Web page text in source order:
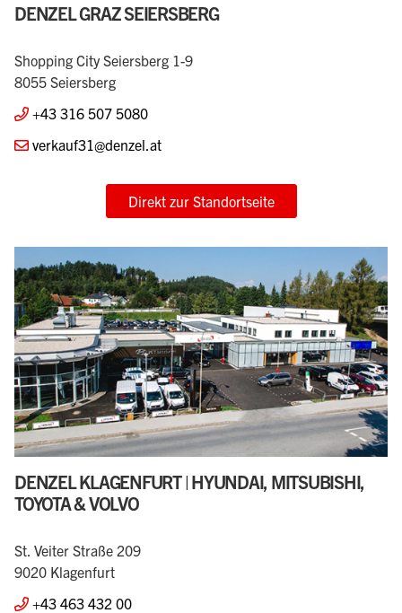
DENZEL GRAZ SEIERSBERG
Shopping City Seiersberg 1-9
8055 Seiersberg
+43 316 507 5080
verkauf31@denzel.at
Direkt zur Standortseite
DENZEL KLAGENFURT | HYUNDAI, MITSUBISHI,
TOYOTA & VOLVO
St. Veiter Straße 209
9020 Klagenfurt
+43 463 432 00